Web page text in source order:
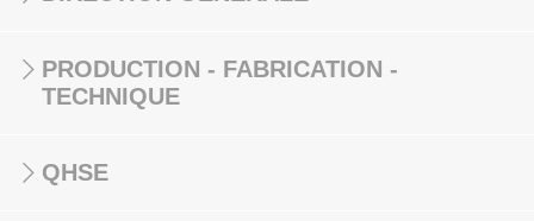
PRODUCTION - FABRICATION -
TECHNIQUE
QHSE